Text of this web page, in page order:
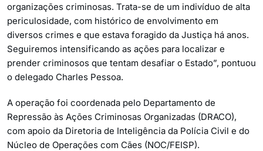
organizações criminosas. Trata-se de um indivíduo de alta
periculosidade, com histórico de envolvimento em
diversos crimes e que estava foragido da Justiça há anos.
Seguiremos intensificando as ações para localizar e
prender criminosos que tentam desafiar o Estado”, pontuou
o delegado Charles Pessoa.
A operação foi coordenada pelo Departamento de
Repressão às Ações Criminosas Organizadas (DRACO),
com apoio da Diretoria de Inteligência da Polícia Civil e do
Núcleo de Operações com Cães (NOC/FEISP).